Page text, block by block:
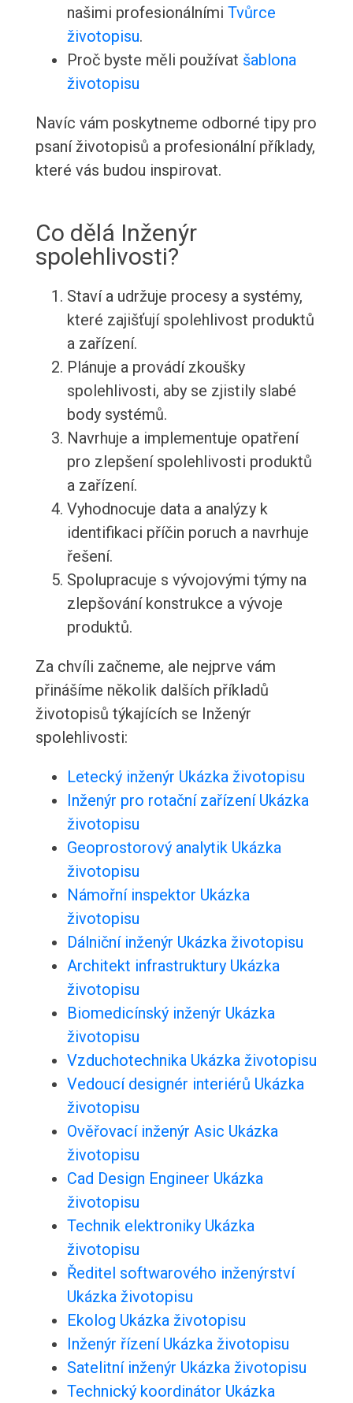
našimi profesionálními Tvůrce
životopisu.
Proč byste měli používat šablona
životopisu
Navíc vám poskytneme odborné tipy pro
psaní životopisů a profesionální příklady,
které vás budou inspirovat.
Co dělá Inženýr
spolehlivosti?
Staví a udržuje procesy a systémy,
které zajišťují spolehlivost produktů
a zařízení.
Plánuje a provádí zkoušky
spolehlivosti, aby se zjistily slabé
body systémů.
Navrhuje a implementuje opatření
pro zlepšení spolehlivosti produktů
a zařízení.
Vyhodnocuje data a analýzy k
identifikaci příčin poruch a navrhuje
řešení.
Spolupracuje s vývojovými týmy na
zlepšování konstrukce a vývoje
produktů.
Za chvíli začneme, ale nejprve vám
přinášíme několik dalších příkladů
životopisů týkajících se Inženýr
spolehlivosti:
Letecký inženýr Ukázka životopisu
Inženýr pro rotační zařízení Ukázka
životopisu
Geoprostorový analytik Ukázka
životopisu
Námořní inspektor Ukázka
životopisu
Dálniční inženýr Ukázka životopisu
Architekt infrastruktury Ukázka
životopisu
Biomedicínský inženýr Ukázka
životopisu
Vzduchotechnika Ukázka životopisu
Vedoucí designér interiérů Ukázka
životopisu
Ověřovací inženýr Asic Ukázka
životopisu
Cad Design Engineer Ukázka
životopisu
Technik elektroniky Ukázka
životopisu
Ředitel softwarového inženýrství
Ukázka životopisu
Ekolog Ukázka životopisu
Inženýr řízení Ukázka životopisu
Satelitní inženýr Ukázka životopisu
Technický koordinátor Ukázka